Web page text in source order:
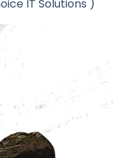
IT Solutions )